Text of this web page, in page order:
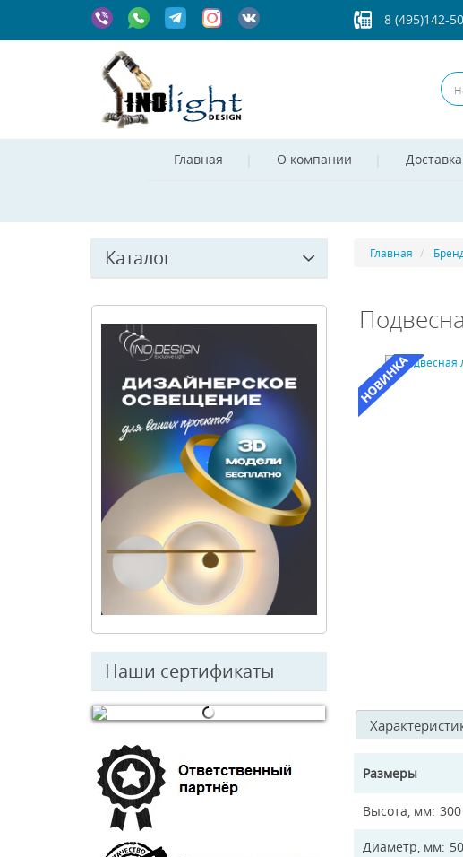
8 (495)142-
Главная О компании Доставка
Каталог
Наши сертификаты
Главная
Размеры
Высота, мм 300
Диаметр, мм